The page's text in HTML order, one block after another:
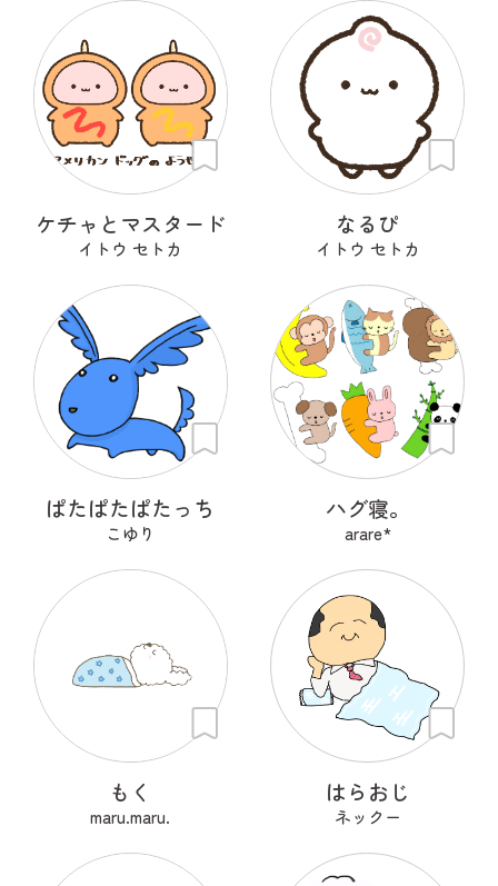
ケチャとマスタード
イトウ セトカ
なるぴ
イトウ セトカ
ぱたぱたぱたっち
こゆり
ハグ寝。
arare*
もく
maru.maru.
はらおじ
ネックー